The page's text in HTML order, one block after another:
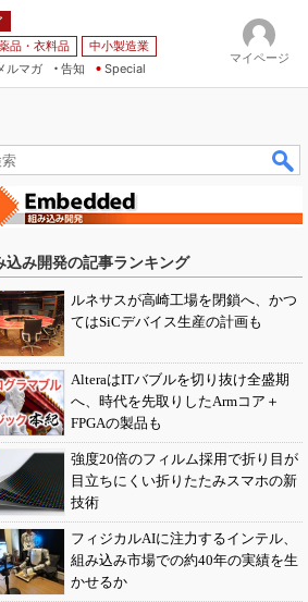
品・衣料品
中小製造業
ルマガ
告知 Special
マイページ
込み開発の記事ランキング
ルネサスが高崎工場を閉鎖へ、かつ
てはSiCデバイス生産の計画も
AlteraはITバブルを切り抜け全盛期
へ、時代を先取りしたArmコア＋
FPGAの製品も
強度20倍のフィルム採用で折り目が
目立ちにくい折りたたみスマホの新
技術
フィジカルAIに注力するインテル、
組み込み市場での約40年の実績を生
かせるか